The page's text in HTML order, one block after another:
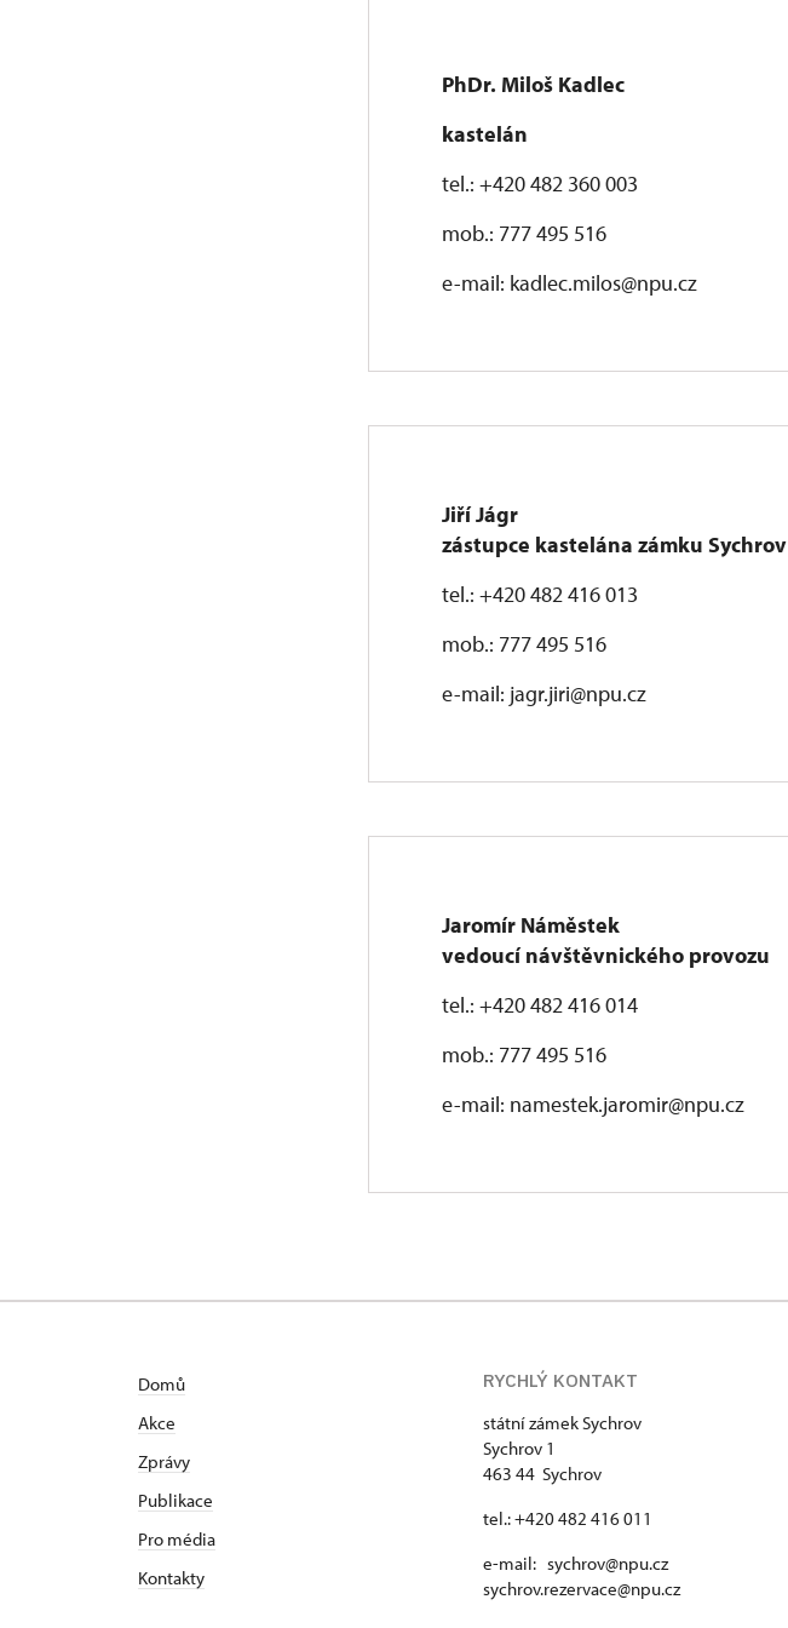
PhDr. Miloš Kadlec
kastelán
tel.: +420 482 360 003
mob.: 777 495 516
e-mail: kadlec.milos@npu.cz
Jiří Jágr
zástupce kastelána zámku Sychrov
tel.: +420 482 416 013
mob.: 777 495 516
e-mail: jagr.jiri@npu.cz
Jaromír Náměstek
vedoucí návštěvnického provozu
tel.: +420 482 416 014
mob.: 777 495 516
e-mail: namestek.jaromir@npu.cz
Domů
Akce
Zprávy
Publikace
Pro média
Kontakty
RYCHLÝ KONTAKT
státní zámek Sychrov
Sychrov 1
463 44 Sychrov
tel.: +420 482 416 011
e-mail: sychrov@npu.cz
sychrov.rezervace@npu.cz